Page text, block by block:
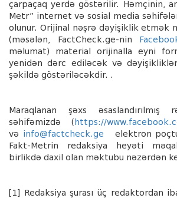
çarpaçaq yerdə göstərilir. Həmçinin,
Metr” internet və sosial media sə hifə ə
olunur. Orijinal nəşrə dəyişiklik etmə k
(məsə ən, FactCheck.ge-nin
mə lumat) material orijinalla eyni
yenidən dərc edil əcə k və dəyişikliklə
şə kildə göstəril əcə kdir. .
Maraqlanan şəxs əsaslandırılmış
səhifəmizdə ( https://
və info@factcheck.ge
elektron
Fakt-Metrin redaksiya heyəti
birlikdə daxil olan məktubu nəzərdən
[1] Redaksiya şurası üç redaktordan